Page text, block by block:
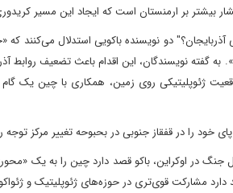
بیشتر بر ارمنستان است که ایجاد این مسیر
دو نویسنده باکویی استدلال می‌کنند
به گفته نویسندگان، این اقدام باعث تضعیف روابط
خود را در قفقاز جنوبی در بحبوحه تغییر مرکز توجه
جنگ در اوکراین، باکو قصد دارد چین را به
مشارکت قوی‌تری در حوزه‌های ژئوپلیتیک و